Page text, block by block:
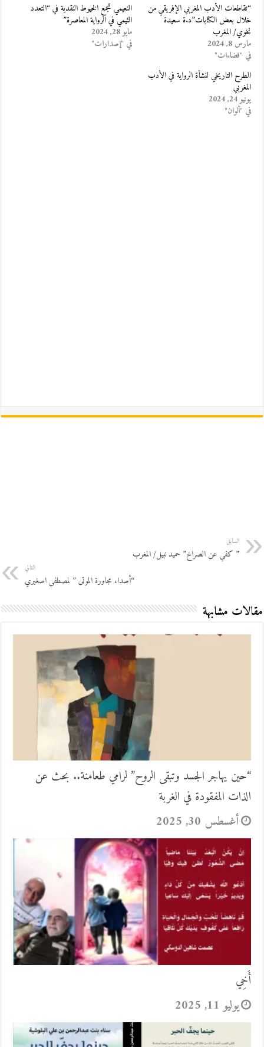
“تقاطعات الأدب المغربي الإفريقي من
خلال بعض الكتابات”د.ة سعيدة
نخوي/ المغرب
مارس 8, 2024
في "فضاءات"
النعيمي تجمع الخيوط النقدية في “التعدد
الثيمي في الرواية المعاصرة”
مايو 28, 2024
في "إصدارات"
الطرح التاريخي لنشأة الرواية في الأدب
المغربي
يونيو 24, 2024
في "ألوان"
السابق
” كفي عن الصراخ” حميد نبيل/ المغرب
التالي
“أصداء مجاورة الموتى ” لمصطفى اصغيري
مقالات مشابهة
“حين يهاجر الجسد وتبقى الروح” لرامي طعامنة.. بحث عن
الذات المفقودة في الغربة
أغسطس 30, 2025
أَخِي
يوليو 11, 2025